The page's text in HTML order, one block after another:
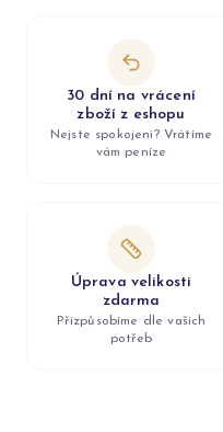
30 dní na vrácení
zboží z eshopu
Nejste spokojeni? Vrátíme
vám peníze
Úprava velikosti
zdarma
Přizpůsobíme dle vašich
potřeb